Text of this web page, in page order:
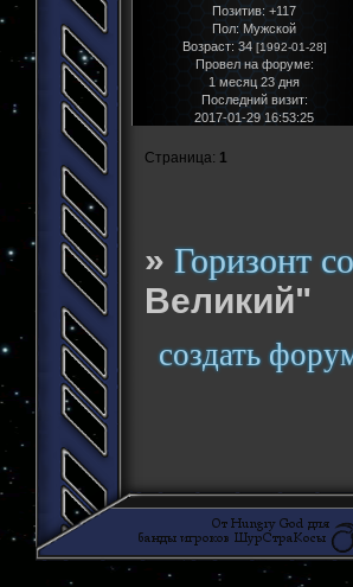
Позитив: +117
Пол: Мужской
Возраст: 34 [1992-01-28]
Провел на форуме:
1 месяц 23 дня
Последний визит:
2017-01-29 16:53:25
Страница: 1
»Горизонт
Великий"
создать